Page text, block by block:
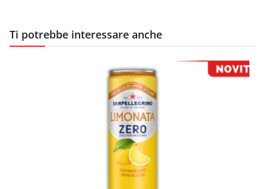
Ti potrebbe interessare anche